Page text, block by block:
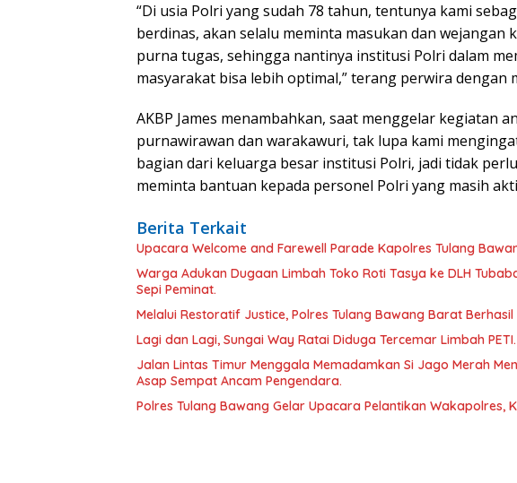
“Di usia Polri yang sudah 78 tahun, tentunya kami
berdinas, akan selalu meminta masukan dan wejangan
purna tugas, sehingga nantinya institusi Polri dalam
masyarakat bisa lebih optimal,” terang perwira dengan
AKBP James menambahkan, saat menggelar kegiatan
purnawirawan dan warakawuri, tak lupa kami
bagian dari keluarga besar institusi Polri, jadi tidak
meminta bantuan kepada personel Polri yang masih
Berita Terkait
Upacara Welcome and Farewell Parade Kapolres Tulang
Warga Adukan Dugaan Limbah Toko Roti Tasya ke DLH
Sepi Peminat.
Melalui Restoratif Justice, Polres Tulang Bawang Barat Berhasil
Lagi dan Lagi, Sungai Way Ratai Diduga Tercemar Limbah PETI.
Jalan Lintas Timur Menggala Memadamkan Si Jago Merah
Asap Sempat Ancam Pengendara.
Polres Tulang Bawang Gelar Upacara Pelantikan Wakapolres,